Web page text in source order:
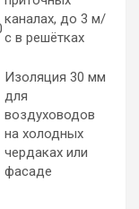
каналах, до 3 м/
с в решётках
Изоляция 30 мм
для
воздуховодов
на холодных
чердаках или
фасаде